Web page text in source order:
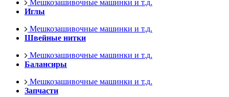
Мешкозашивочные машинки и т.д.
Иглы
Мешкозашивочные машинки и т.д.
Швейные нитки
Мешкозашивочные машинки и т.д.
Балансиры
Мешкозашивочные машинки и т.д.
Запчасти